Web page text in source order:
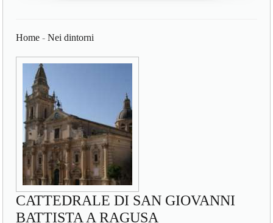
Home -Nei dintorni
CATTEDRALE DI SAN GIOVANNI
BATTISTA A RAGUSA